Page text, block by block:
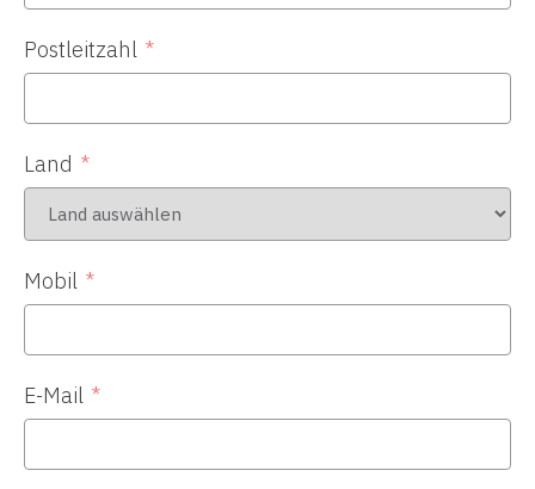
Postleitzahl
Land
Mobil
E-Mail